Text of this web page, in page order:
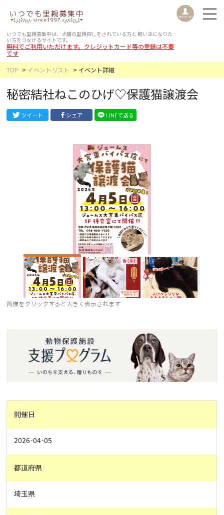
いつでも里親募集中は、犬猫の里親探しをされている方と 飼い主になりた
い方をつなげるサイトです。
無料でご利用いただけます。クレジットカード等の登録は不要
です
TOP
イベントリスト イベント詳細
秘密結社ねこのひげ♡保護猫譲渡会
ツイート シェア LINEで送る
画像をクリックすると大きく表示されます
開催日
2026-04-05
都道府県
埼玉県